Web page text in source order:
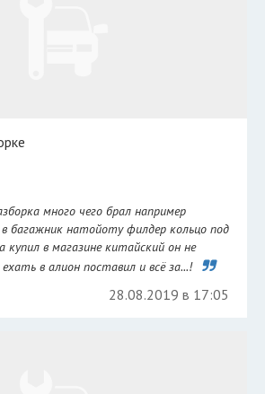
много чего брал например
багажник натойоту филдер кольцо под
купил в магазине китайский он не
в алион поставил и всё за...!
28.08.2019 в 17:05